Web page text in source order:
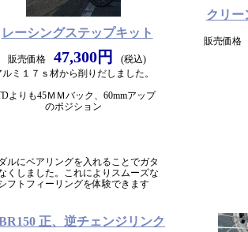
レーシングステップキット
販売価格 47,300円
(税込)
ルミ１７ｓ材から削りだしました。
よりも45ＭＭバック、60mmアップ
のポジション
ルにベアリングを入れることでガタ
くしました。これによりスムーズな
フトフィーリングを体験できます
クリー
販売価格
正、逆チェンジリンク